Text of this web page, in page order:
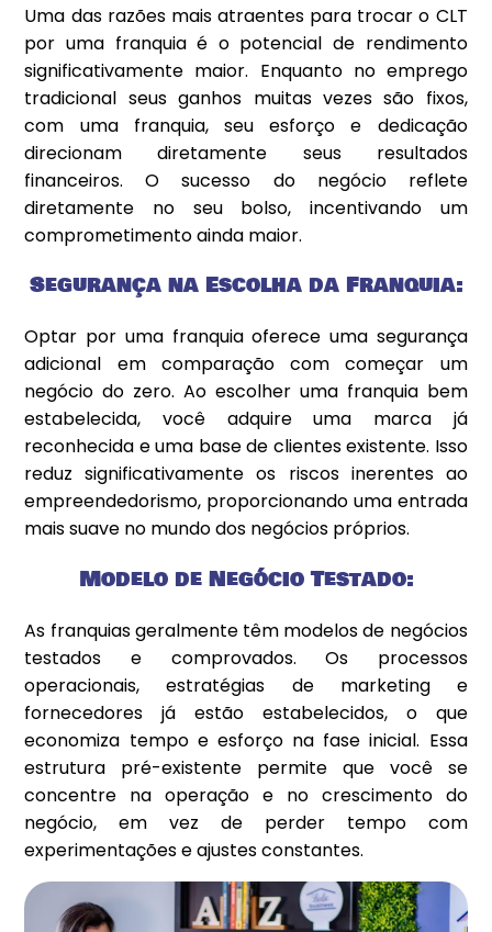
Uma das razões mais atraentes para trocar o CLT
por uma franquia é o potencial de rendimento
significativamente maior. Enquanto no emprego
tradicional seus ganhos muitas vezes são fixos,
com uma franquia, seu esforço e dedicação
direcionam diretamente seus resultados
financeiros. O sucesso do negócio reflete
diretamente no seu bolso, incentivando um
comprometimento ainda maior.
Segurança na Escolha da Franquia:
Optar por uma franquia oferece uma segurança
adicional em comparação com começar um
negócio do zero. Ao escolher uma franquia bem
estabelecida, você adquire uma marca já
reconhecida e uma base de clientes existente. Isso
reduz significativamente os riscos inerentes ao
empreendedorismo, proporcionando uma entrada
mais suave no mundo dos negócios próprios.
Modelo de Negócio Testado:
As franquias geralmente têm modelos de negócios
testados e comprovados. Os processos
operacionais, estratégias de marketing e
fornecedores já estão estabelecidos, o que
economiza tempo e esforço na fase inicial. Essa
estrutura pré-existente permite que você se
concentre na operação e no crescimento do
negócio, em vez de perder tempo com
experimentações e ajustes constantes.